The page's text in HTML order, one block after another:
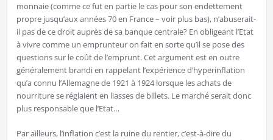
monnaie (comme ce fut en partie le cas pour son endettement
propre jusqu’aux années 70 en France – voir plus bas), n’abuserait-
il pas de ce droit auprès de sa banque centrale? En obligeant l’Etat
à vivre comme un emprunteur on fait en sorte qu’il se pose des
questions sur le coût de l’emprunt. Cet argument est en outre
généralement brandi en rappelant l’expérience d’hyperinflation
qu’a connu l’Allemagne de 1921 à 1924 lorsque les achats de
nourriture se réglaient en liasses de billets. Le marché serait donc
plus responsable que l’Etat…
Par ailleurs, l’inflation c’est la ruine du rentier, c’est-à-dire du